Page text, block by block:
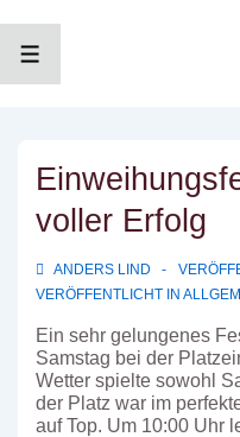
InhaltMENÜ
voller Erfolg
ANDERS LIND
VERÖFFENTLICHT IN
Ein sehr gelungenes
Samstag bei der
Wetter spielte sowohl
der Platz war im
auf Top. Um 10:00 Uhr